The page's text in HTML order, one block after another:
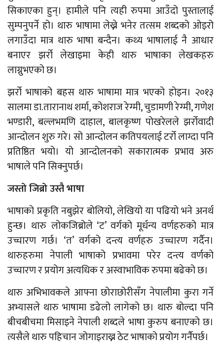
सिकाएका हुन्। हामीले पनि त्यही रुपमा आउँदो पुस्तालाई
सुम्पनुपर्ने हो। थारु भाषामा लेख्ने भनेर तत्सम शब्दको ओइरो
लगाउँदा मात्र थारु भाषा बन्दैन। कथ्य भाषालाई नै आधार
बनाएर झर्रो लेखाइमा केही थारु भाषाका लेखकहरु
लाग्नुभएको छ।
झर्रो भाषाको बहस थारु भाषामा मात्र भएको होइन। २०१३
सालमा डा.तारानाथ शर्मा, कोशराज रेग्मी, चुडामणी रेग्मी, गणेश
भण्डारी, बल्लभमणि दाहाल, बालकृष्ण पोखरेलले झर्रोवादी
आन्दोलन शुरु गरे। सो आन्दोलन कतिपयलाई टर्रो लाग्दा पनि
प्रतिष्ठित भयो। यो आन्दोलनको सकारात्मक प्रभाव अरु
भाषाले पनि सिक्नुपर्छ।
जस्तो जिब्रो उस्तै भाषा
भाषाको प्रकृति नबुझेर बोलियो, लेखियो या पढियो भने अनर्थ
हुन्छ। थारु लोकजिब्रोले ‘ट’ वर्गको मूर्धन्य वर्णहरुको मात्र
उच्चारण गर्छ। ‘त’ वर्गको दन्त्य वर्णहरु उच्चारण गर्दैन।
थारुहरुमा नेपाली भाषाको प्रभावमा परेर दन्त्य वर्णको
उच्चारण र प्रयोग अत्यधिक र अस्वाभाविक रुपमा बढेको छ।
थारु अभिभावकले आफ्ना छोराछोरीसँग नेपालीमा कुरा गर्ने
अभ्यासले थारु भाषामा डढेलो लागेको छ। थारु बोल्दा पनि
बीचबीचमा मिसाइने नेपाली शब्दले भाषा कुरुप बनाएको छ।
त्यसैले थारु पहिचान जोगाइराख्न ठेट भाषाको प्रयोग गर्नैपर्छ।